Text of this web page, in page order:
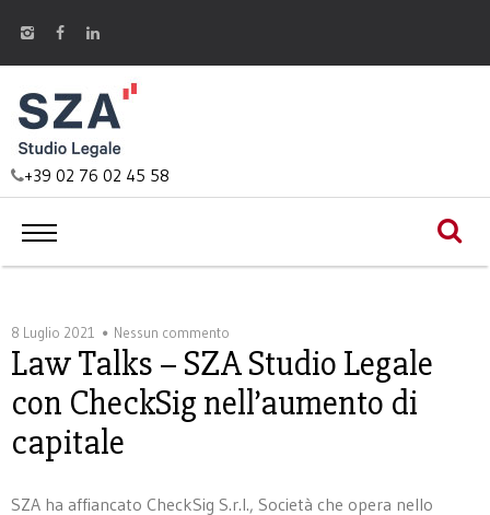
+39 02 76 02 45 58
8 Luglio 2021 Nessun commento
Law Talks – SZA Studio Legale
con CheckSig nell’aumento di
capitale
SZA ha affiancato CheckSig S.r.l., Società che opera nello